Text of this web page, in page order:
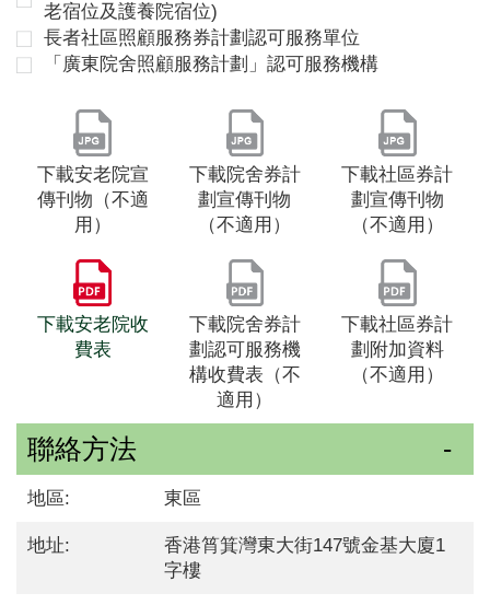
老宿位及護養院宿位)
長者社區照顧服務券計劃認可服務單位
「廣東院舍照顧服務計劃」認可服務機構
下載安老院宣
傳刊物（不適
用）
下載院舍券計
劃宣傳刊物
（不適用）
下載社區券計
劃宣傳刊物
（不適用）
下載安老院收
費表
下載院舍券計
劃認可服務機
構收費表（不
適用）
下載社區券計
劃附加資料
（不適用）
聯絡方法
地區: 東區
地址:
香港筲箕灣東大街147號金基大廈1
字樓